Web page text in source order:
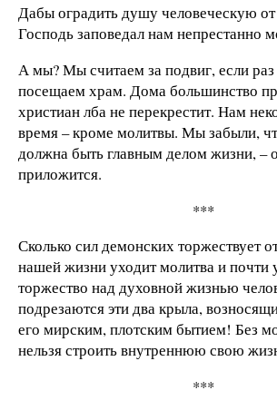
Дабы оградить душу человеческую
Господь заповедал нам непрестанно
А мы? Мы считаем за подвиг, если
посещаем храм. Дома большинство
христиан лба не перекрестит. Нам
время – кроме молитвы. Мы забыли,
должна быть главным делом жизни, –
приложится.
***
Сколько сил демонских торжествует
нашей жизни уходит молитва и почти
торжество над духовной жизнью
подрезаются эти два крыла,
его мирским, плотским бытием! Без
нельзя строить внутреннюю свою
***